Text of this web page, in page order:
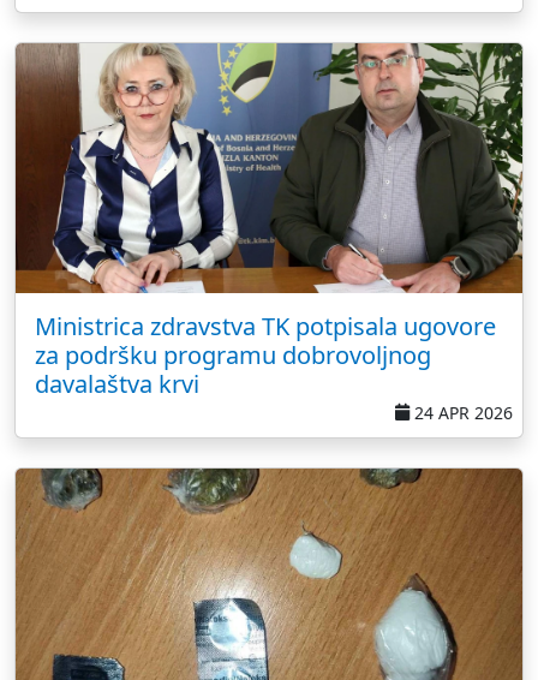
Ministrica zdravstva TK potpisala ugovore
za podršku programu dobrovoljnog
davalaštva krvi
24 APR 2026